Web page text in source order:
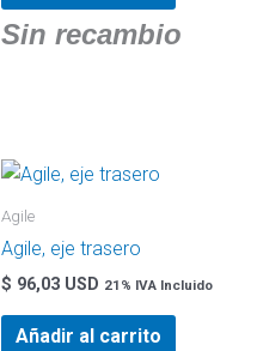
Sin recambio
Agile
Agile, eje trasero
$ 96,03 USD 21% IVA Incluido
Añadir al carrito